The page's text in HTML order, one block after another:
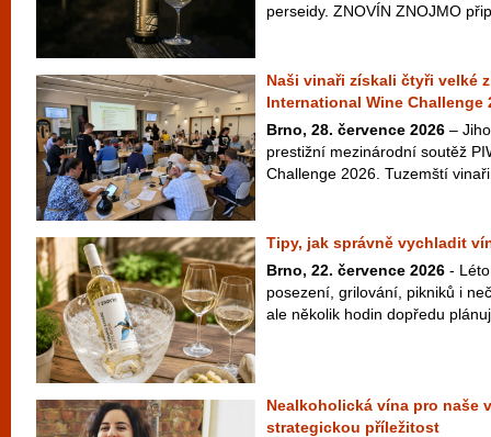
perseidy. ZNOVÍN ZNOJMO
Naši vinaři získali čtyři velké
International Wine Challenge
Brno, 28. července 2026 –
prestižní mezinárodní soutěž
Challenge 2026. Tuzemští
Tipy, jak správně vychladit
Brno, 22. července 2026 -
posezení, grilování, pikniků i
ale několik hodin dopředu
Nealkoholická vína pro naše
strategickou příležitost